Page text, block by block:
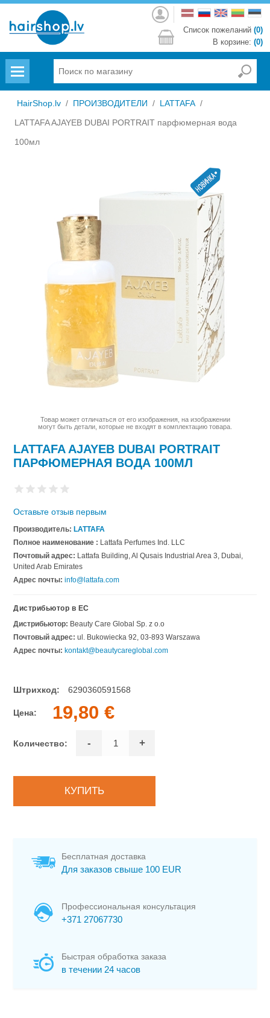
Войти
Список пожеланий (0)
В корзине: (0)
HairShop.lv / ПРОИЗВОДИТЕЛИ / LATTAFA /
LATTAFA AJAYEB DUBAI PORTRAIT парфюмерная вода
100мл
Товар может отличаться от его изображения, на изображении
могут быть детали, которые не входят в комплектацию товара.
LATTAFA AJAYEB DUBAI PORTRAIT
ПАРФЮМЕРНАЯ ВОДА 100МЛ
Оставьте отзыв первым
Производитель: LATTAFA
Полное наименование : Lattafa Perfumes Ind. LLC
Почтовый адрес: Lattafa Building, Al Qusais Industrial Area 3, Dubai,
United Arab Emirates
Адрес почты: info@lattafa.com
Дистрибьютор в ЕС
Дистрибьютор: Beauty Care Global Sp. z o.o
Почтовый адрес: ul. Bukowiecka 92, 03-893 Warszawa
Адрес почты: kontakt@beautycareglobal.com
Штрихкод: 6290360591568
Цена: 19,80 €
Количество: - +
Бесплатная доставка
Для заказов свыше 100 EUR
Профессиональная консультация
+371 27067730
Быстрая обработка заказа
в течении 24 часов